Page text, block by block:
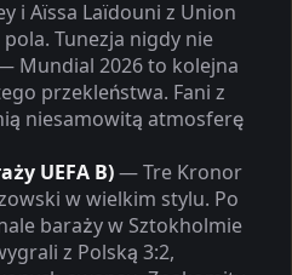
i Aïssa Laïdouni z Union
Tunezja nigdy nie
Mundial 2026 to kolejna
przekleństwa. Fani z
niesamowitą atmosferę
UEFA B)— Tre Kronor
w wielkim stylu. Po
baraży w Sztokholmie
z Polską 3:2,